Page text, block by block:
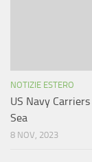
NOTIZIE ESTERO
US Navy
Sea
8 NOV, 2023